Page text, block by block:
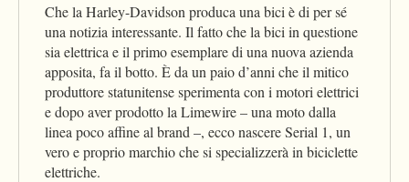
Che la Harley-Davidson produca una bici è di per sé
una notizia interessante. Il fatto che la bici in questione
sia elettrica e il primo esemplare di una nuova azienda
apposita, fa il botto. È da un paio d’anni che il mitico
produttore statunitense sperimenta con i motori elettrici
e dopo aver prodotto la Limewire – una moto dalla
linea poco affine al brand –, ecco nascere Serial 1, un
vero e proprio marchio che si specializzerà in biciclette
elettriche.